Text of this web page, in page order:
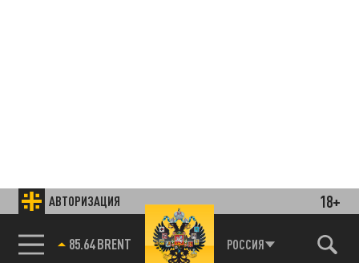
АВТОРИЗАЦИЯ 18+
85.64 BRENT РОССИЯ